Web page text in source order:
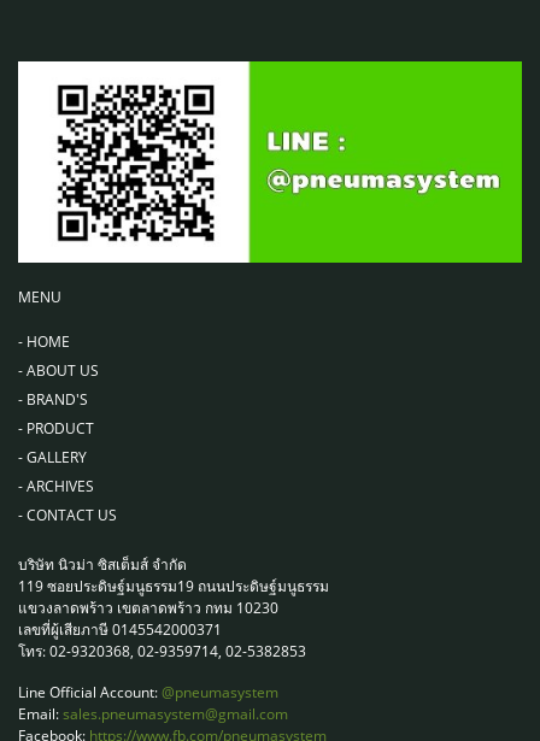
MENU
- HOME
-ABOUT US
- BRAND'S
- PRODUCT
-GALLERY
-ARCHIVES
-CONTACT US
บริษัท นิวม่า ซิสเต็มส์ จำกัด
119 ซอยประดิษฐ์มนูธรรม19 ถนนประดิษฐ์มนูธรรม
แขวงลาดพร้าว เขตลาดพร้าว กทม 10230
เลขที่ผู้เสียภาษี 0145542000371
โทร: 02-9320368, 02-9359714, 02-5382853
Line Official Account:@pneumasystem
Email:sales.pneumasystem@gmail.com
Facebook: https://www.fb.com/pneumasystem